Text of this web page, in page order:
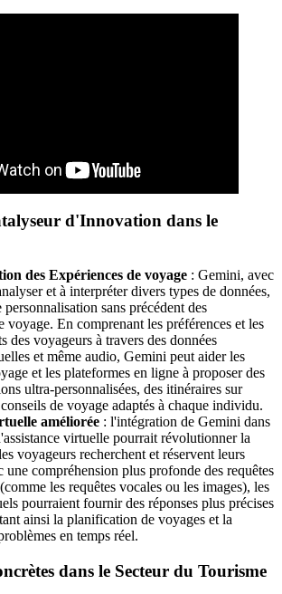
d'Innovation dans le
des Expériences de voyage : Gemini, avec
et à interpréter divers types de données,
sans précédent des
voyage. En comprenant les préférences et les
des voyageurs à travers des données
et même audio, Gemini peut aider les
et les plateformes en ligne à proposer des
ultra-personnalisées, des itinéraires sur
de voyage adaptés à chaque individu.
améliorée : l'intégration de Gemini dans
virtuelle pourrait révolutionner la
voyageurs recherchent et réservent leurs
une compréhension plus profonde des requêtes
les requêtes vocales ou les images), les
pourraient fournir des réponses plus précises
ainsi la planification de voyages et la
en temps réel.
dans le Secteur du Tourisme